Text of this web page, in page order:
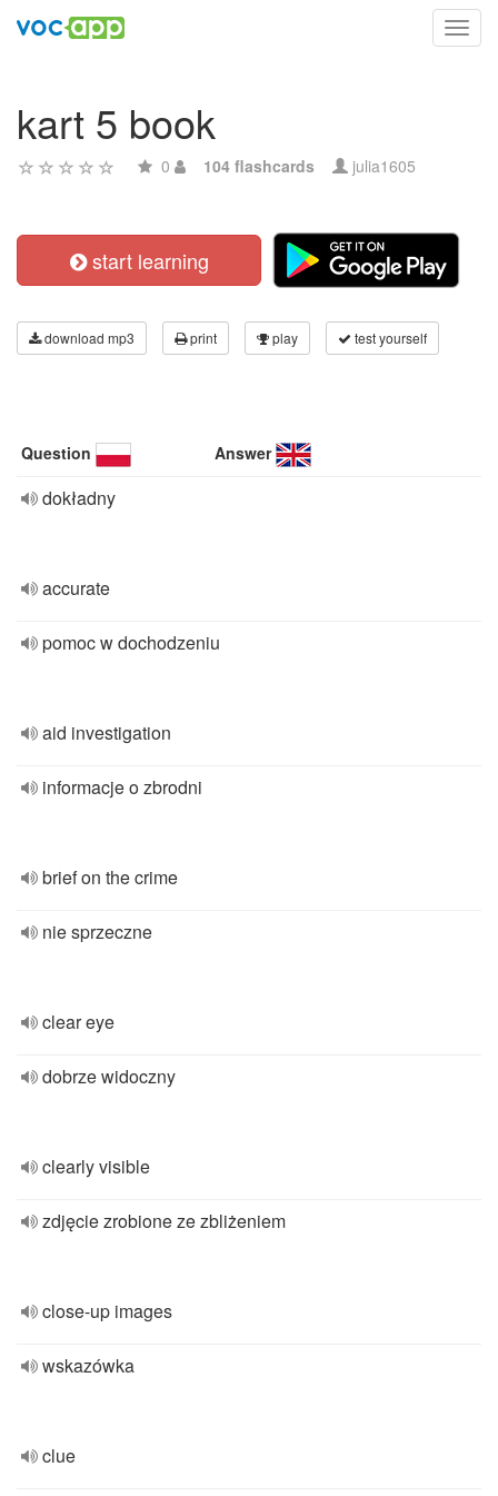
kart 5 book
0 104 flashcards julia1605
start learning
download mp3 print play test yourself
Question Answer
dokładny
accurate
pomoc w dochodzeniu
aid investigation
informacje o zbrodni
brief on the crime
nie sprzeczne
clear eye
dobrze widoczny
clearly visible
zdjęcie zrobione ze zbliżeniem
close-up images
wskazówka
clue